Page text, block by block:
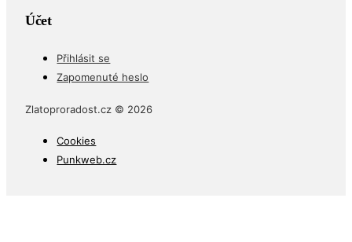
Účet
Přihlásit se
Zapomenuté heslo
Zlatoproradost.cz © 2026
Cookies
Punkweb.cz